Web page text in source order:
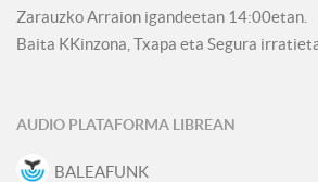
Zarauzko Arraion igandeetan 14:00etan.
Baita KKinzona, Txapa eta Segura
AUDIO PLATAFORMA LIBREAN
BALEAFUNK